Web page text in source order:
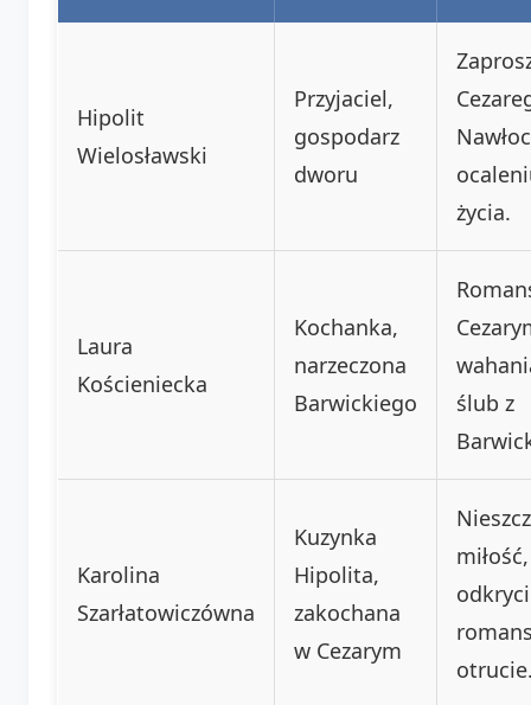
Hipolit
Wielosławski
Przyjaciel,
gospodarz
dworu
życia.
Laura
Kościeniecka
Kochanka,
narzeczona
Barwickiego
ślub z
Karolina
Szarłatowiczówna
Kuzynka
Hipolita,
zakochana
w Cezarym
miłość,